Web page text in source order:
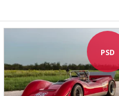
PSD